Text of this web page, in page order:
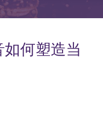
何塑造当